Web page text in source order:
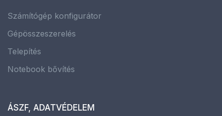
Számítógép konfigurátor
Gépösszeszerelés
Telepítés
Notebook bővítés
ÁSZF, ADATVÉDELEM